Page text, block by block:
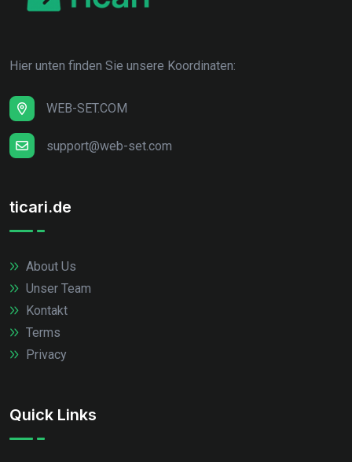
Hier unten finden Sie unsere Koordinaten:
WEB-SET.COM
support@web-set.com
ticari.de
About Us
Unser Team
Kontakt
Terms
Privacy
Quick Links